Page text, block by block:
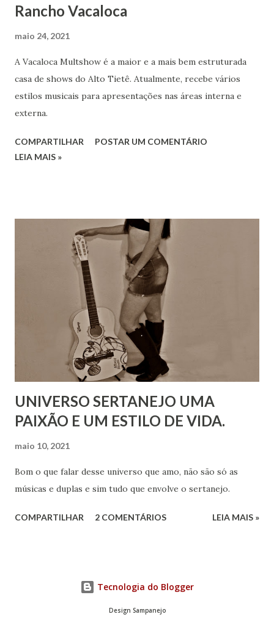
Rancho Vacaloca
maio 24, 2021
A Vacaloca Multshow é a maior e a mais bem estruturada
casa de shows do Alto Tietê. Atualmente, recebe vários
estilos musicais para apresentações nas áreas interna e
externa.
COMPARTILHAR
POSTAR UM COMENTÁRIO
LEIA MAIS »
UNIVERSO SERTANEJO UMA
PAIXÃO E UM ESTILO DE VIDA.
maio 10, 2021
Bom o que falar desse universo que amo, não são só as
músicas e duplas e sim tudo que envolve o sertanejo.
COMPARTILHAR 2 COMENTÁRIOS LEIA MAIS »
Tecnologia do Blogger
Design Sampanejo